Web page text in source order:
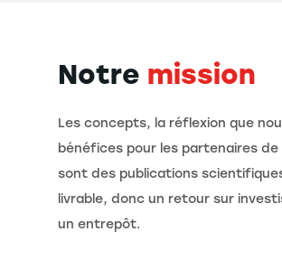
Notre mission
Les concepts, la réflexion que
bénéfices pour les partenaires
sont des publications
livrable, donc un retour sur
un entrepôt.